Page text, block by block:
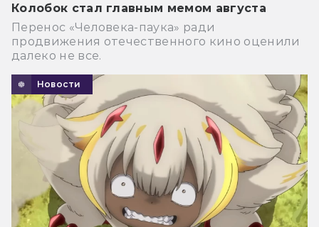
Колобок стал главным мемом августа
Перенос «Человека-паука» ради
продвижения отечественного кино оценили
далеко не все.
Новости